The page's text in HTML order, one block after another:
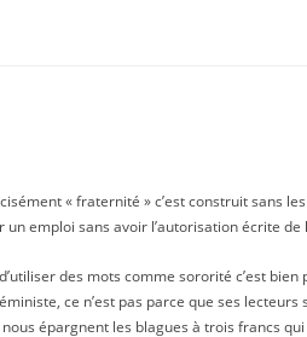
« fraternité » c’est construit sans
emploi sans avoir l’autorisation écrite
des mots comme sororité c’est
ce n’est pas parce que ses
épargnent les blagues à trois francs